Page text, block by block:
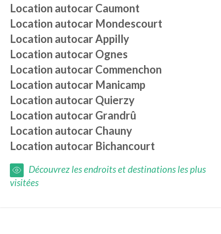
Location autocarCaumont
Location autocar Mondescourt
Location autocarAppilly
Location autocarOgnes
Location autocarCommenchon
Location autocar Manicamp
Location autocarQuierzy
Location autocarGrandrû
Location autocarChauny
Location autocar Bichancourt
Découvrez les endroits et destinations les plus
visitées